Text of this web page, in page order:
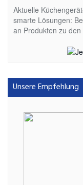
Aktuelle
smarte Lösungen:
an Produkten zu
Unsere Empfehlung